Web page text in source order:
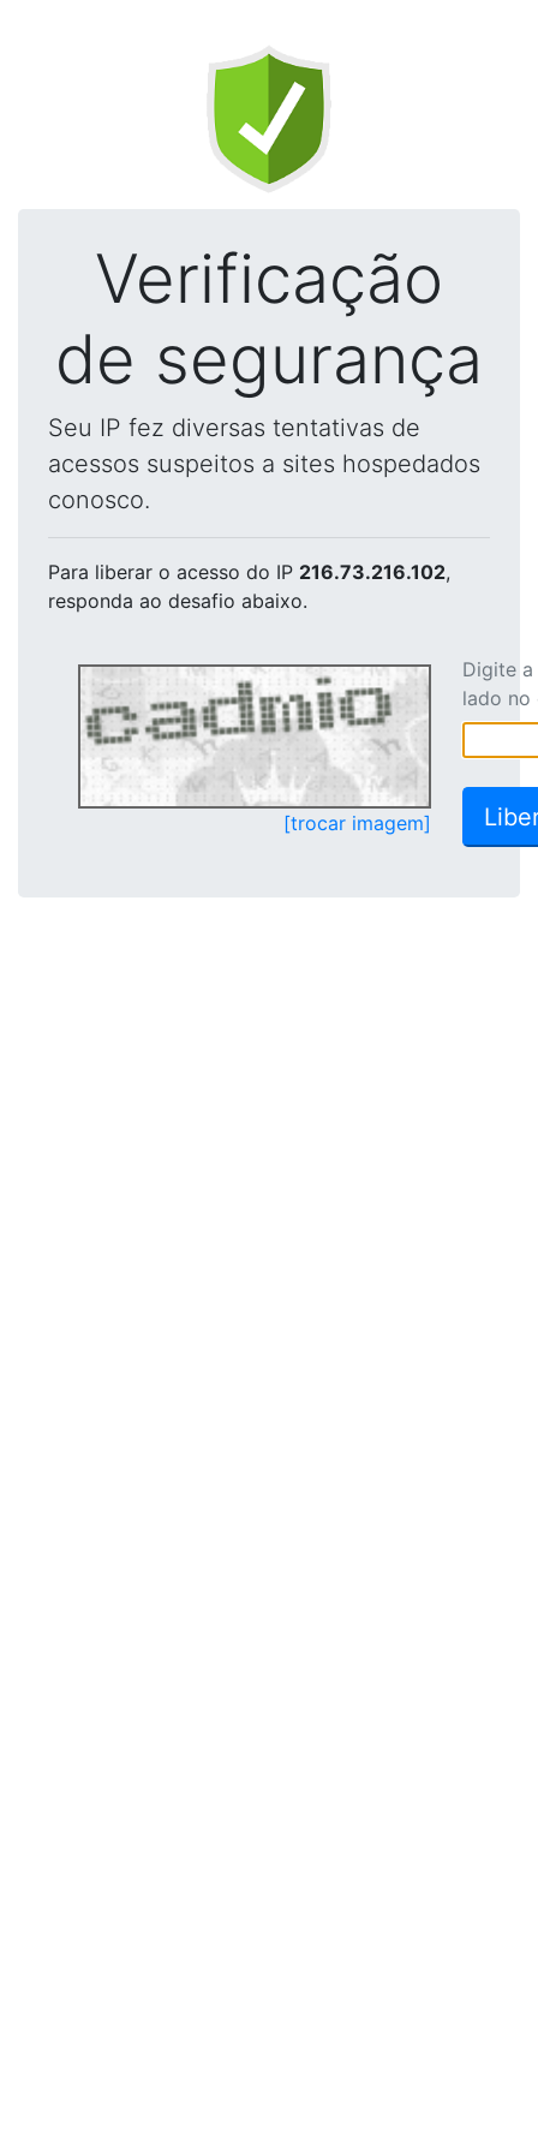
Verificação
de segurança
Seu IP fez diversas tentativas de
acessos suspeitos a sites hospedados
conosco.
Para liberar o acesso do IP 216.73.216.102,
responda ao desafio abaixo.
[trocar imagem]
Digite
lado no